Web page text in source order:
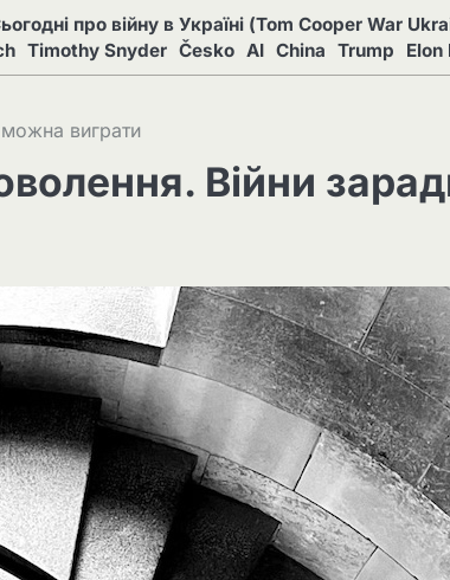
про війну в Україні (Tom Cooper War
Timothy Snyder Česko AI China Trump Elon
виграти
Війни